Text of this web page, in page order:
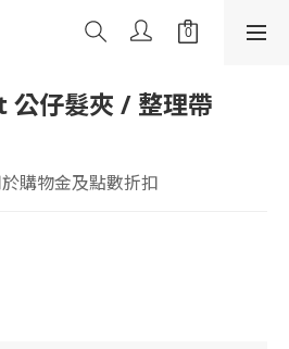
仔髮夾 / 整理帶
購物金及點數折扣